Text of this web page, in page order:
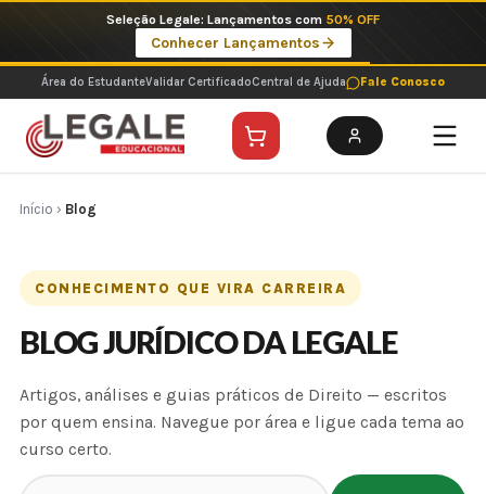
o
conteúdo
Seleção Legale: Lançamentos com 50% OFF
Conhecer Lançamentos
Área do EstudanteValidar CertificadoCentral de Ajuda Fale Conosco
Início › Blog
CONHECIMENTO QUE VIRA CARREIRA
BLOG JURÍDICO DA LEGALE
Artigos, análises e guias práticos de Direito — escritos
por quem ensina. Navegue por área e ligue cada tema ao
curso certo.